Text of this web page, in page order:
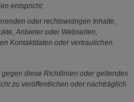
entspricht:
oder rechtswidrigen Inhalte,
Anbieter oder Webseiten,
Kontaktdaten oder vertraulichen
diese Richtlinien oder geltendes
zu veröffentlichen oder nachträglich